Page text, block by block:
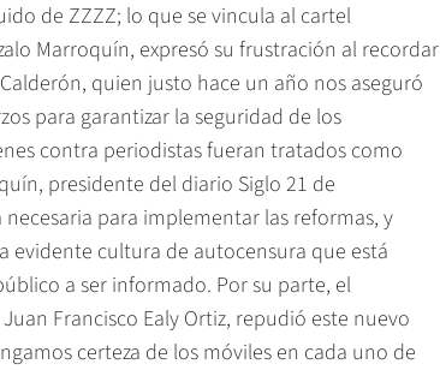
de ZZZZ; lo que se vincula al cartel
Marroquín, expresó su frustración al recordar
quien justo hace un año nos aseguró
para garantizar la seguridad de los
contra periodistas fueran tratados como
presidente del diario Siglo 21 de
para implementar las reformas, y
evidente cultura de autocensura que está
a ser informado. Por su parte, el
Francisco Ealy Ortiz, repudió este nuevo
certeza de los móviles en cada uno de